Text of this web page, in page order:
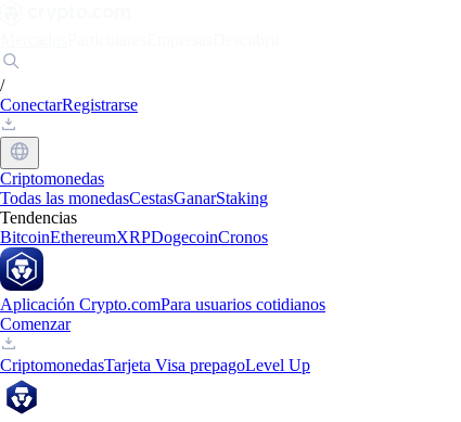
/
ConectarRegistrarse
Criptomonedas
Todas las monedasCestasGanarStaking
Tendencias
BitcoinEthereumXRPDogecoinCronos
Aplicación Crypto.comPara usuarios cotidianos
Comenzar
CriptomonedasTarjeta Visa prepagoLevel Up